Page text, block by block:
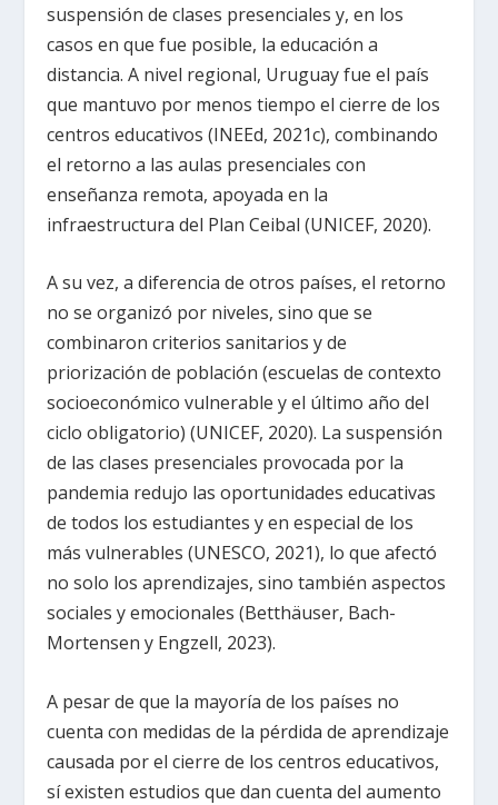
suspensión de clases presenciales y, en los
casos en que fue posible, la educación a
distancia. A nivel regional, Uruguay fue el país
que mantuvo por menos tiempo el cierre de los
centros educativos (INEEd, 2021c), combinando
el retorno a las aulas presenciales con
enseñanza remota, apoyada en la
infraestructura del Plan Ceibal (UNICEF, 2020).
A su vez, a diferencia de otros países, el retorno
no se organizó por niveles, sino que se
combinaron criterios sanitarios y de
priorización de población (escuelas de contexto
socioeconómico vulnerable y el último año del
ciclo obligatorio) (UNICEF, 2020). La suspensión
de las clases presenciales provocada por la
pandemia redujo las oportunidades educativas
de todos los estudiantes y en especial de los
más vulnerables (UNESCO, 2021), lo que afectó
no solo los aprendizajes, sino también aspectos
sociales y emocionales (Betthäuser, Bach-
Mortensen y Engzell, 2023).
A pesar de que la mayoría de los países no
cuenta con medidas de la pérdida de aprendizaje
causada por el cierre de los centros educativos,
sí existen estudios que dan cuenta del aumento